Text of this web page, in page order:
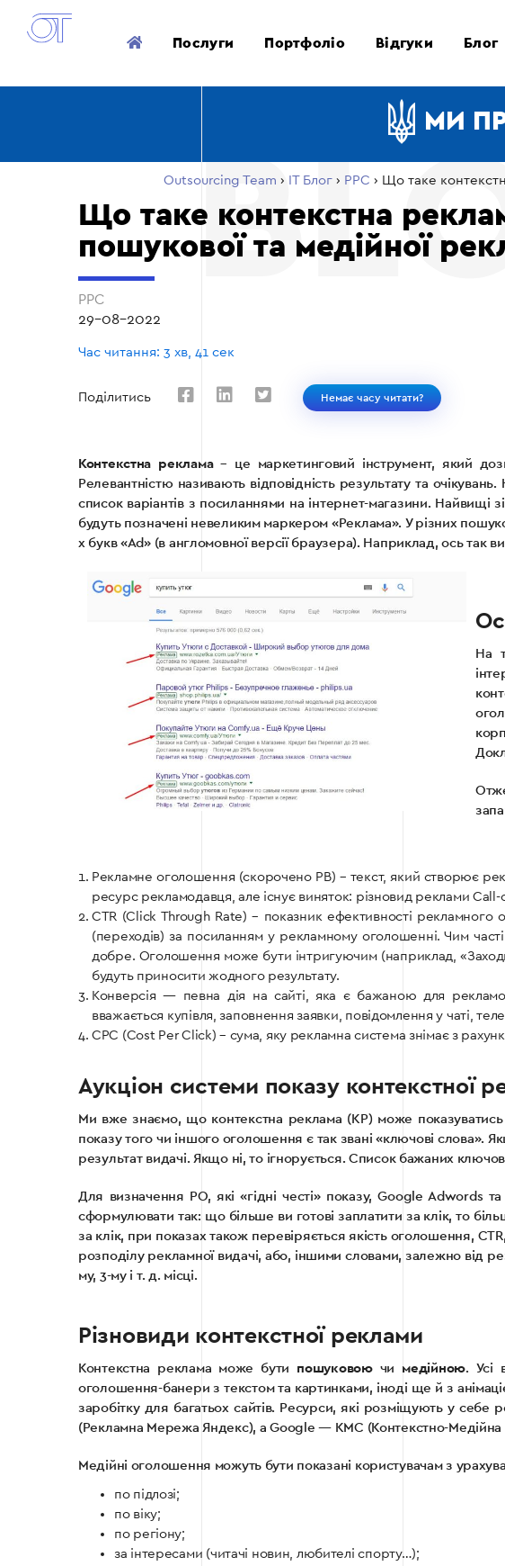
Послуги Портфоліо Відгуки Блог
МИ
Outsourcing Team › ІТ Блог › PPC › Що таке
Що таке контекстна
пошукової та медійної
PPC
29-08-2022
Час читання: 3 хв, 41 сек
Поділитись Немає часу читати?
Контекстна реклама– це маркетинговий інструмент, який
Релевантністю називають відповідність результату та
список варіантів з посиланнями на інтернет-магазини. Найвищі
будуть позначені невеликим маркером «Реклама». У різних
х букв «Ad» (в англомовної версії браузера). Наприклад, ось так
На
Рекламне оголошення (скорочено РВ) – текст, який створює
ресурс рекламодавця, але існує виняток: різновид реклами Сall-
CTR (Click Through Rate) – показник ефективності рекламного
(переходів) за посиланням у рекламному оголошенні. Чим
добре. Оголошення може бути інтригуючим (наприклад,
будуть приносити жодного результату.
Конверсія — певна дія на сайті, яка є бажаною для
вважається купівля, заповнення заявки, повідомлення у чаті,
CPC (Cost Per Click) – сума, яку рекламна система знімає з
Аукціон системи показу контекстної
Ми вже знаємо, що контекстна реклама (КР) може показуватись
показу того чи іншого оголошення є так звані «ключові
результат видачі. Якщо ні, то ігнорується. Список бажаних
Для визначення РО, які «гідні честі» показу, Google Adwords
сформулювати так: що більше ви готові заплатити за клік, то
за клік, при показах також перевіряється якість оголошення,
розподілу рекламної видачі, або, іншими словами, залежно від
му, 3-му і т. д. місці.
Різновиди контекстної реклами
Контекстна реклама може бути пошуковоючи медійною. Усі
оголошення-банери з текстом та картинками, іноді ще й з
заробітку для багатьох сайтів. Ресурси, які розміщують у
(Рекламна Мережа Яндекс), а Google — КМС (Контекстно-
Медійні оголошення можуть бути показані користувачам з
по підлозі;
по віку;
по регіону;
за інтересами (читачі новин, любителі спорту…);